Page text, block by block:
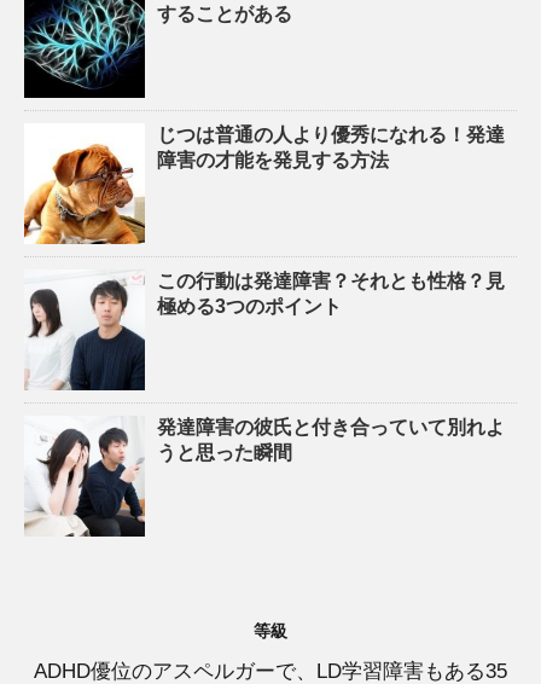
することがある
じつは普通の人より優秀になれる！発達
障害の才能を発見する方法
この行動は発達障害？それとも性格？見
極める3つのポイント
発達障害の彼氏と付き合っていて別れよ
うと思った瞬間
等級
ADHD優位のアスペルガーで、LD学習障害もある35